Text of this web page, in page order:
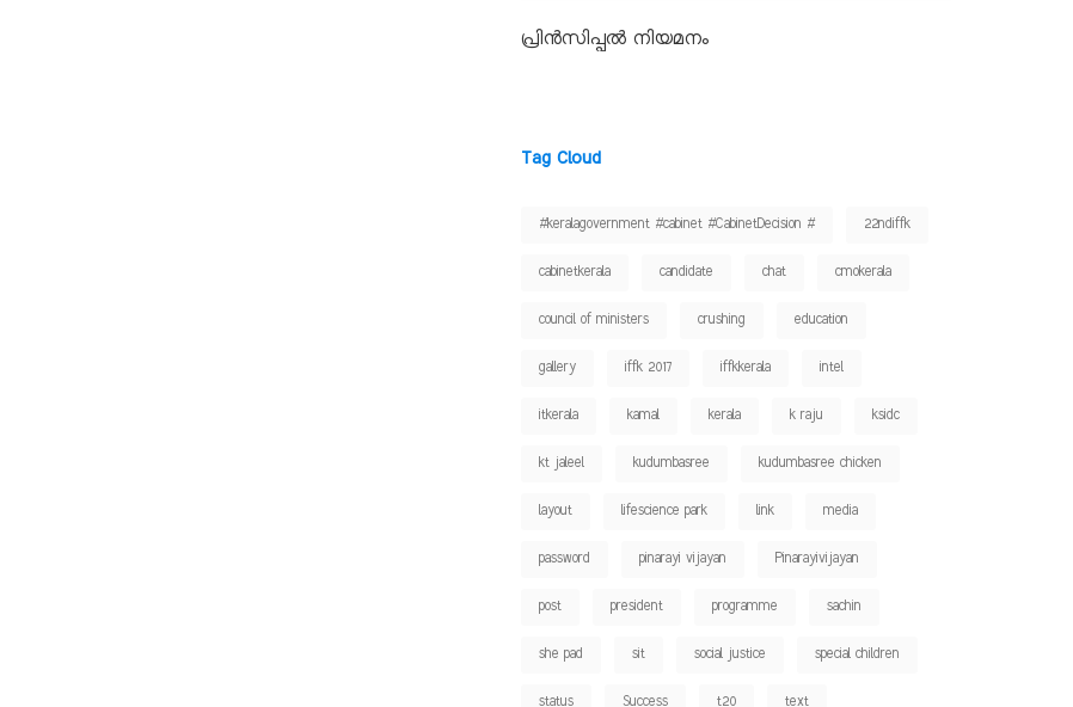
പ്രിൻസിപ്പൽ നിയമനം
Tag Cloud
#keralagovernment #cabinet #CabinetDecision # 22ndiffk
cabinetkerala candidate chat cmokerala
council of ministers crushing education
gallery iffk 2017 iffkkerala intel
itkerala kamal kerala k raju ksidc
kt jaleel kudumbasree kudumbasree chicken
layout lifescience park link media
password pinarayi vijayan Pinarayivijayan
post president programme sachin
she pad sit social justice special children
status Success t20 text